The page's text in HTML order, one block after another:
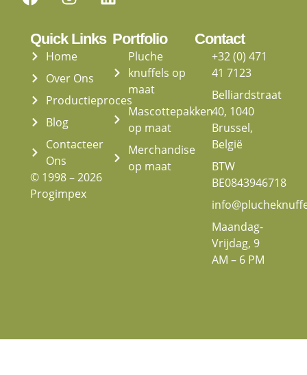
Quick Links
Home
Over Ons
Productieproces
Blog
Contacteer
Ons
© 1998 – 2026
Progimpex
Portfolio
Pluche
knuffels op
maat
Mascottepakken
op maat
Merchandise
op maat
Contact
+32 (0) 471
41 7123
Belliardstraat
40, 1040
Brussel,
België
BTW
BE0843946718
Maandag-
Vrijdag, 9
AM – 6 PM